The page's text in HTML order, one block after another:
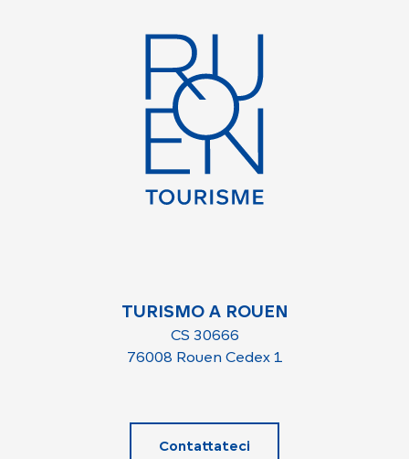
TURISMO A ROUEN
CS 30666
76008 Rouen Cedex 1
Contattateci